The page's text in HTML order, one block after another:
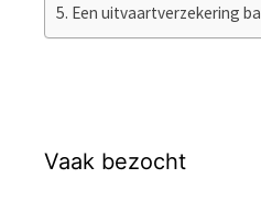
Een uitvaartverzekering
Vaak bezocht